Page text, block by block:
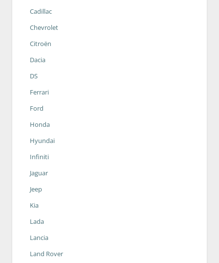
Cadillac
Chevrolet
Citroën
Dacia
DS
Ferrari
Ford
Honda
Hyundai
Infiniti
Jaguar
Jeep
Kia
Lada
Lancia
Land Rover